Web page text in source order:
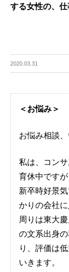
する女性の、仕
2020.03.31
＜お悩み＞
お悩み相談
私は、コン
育休中です
新卒時好景
かりの会社に
周りは東大
の文系出身
り、評価は
いきます。